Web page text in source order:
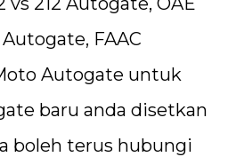
FAAC
Autogate untuk
baru anda disetkan
boleh terus hubungi